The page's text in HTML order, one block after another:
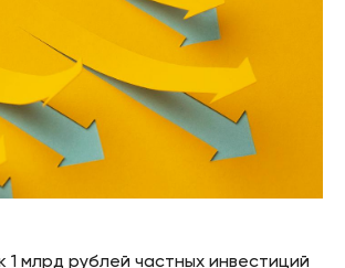
1 млрд рублей частных инвестиций